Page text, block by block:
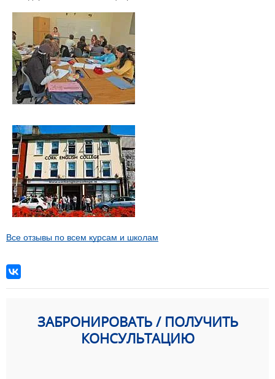
Все отзывы по всем курсам и школам
ЗАБРОНИРОВАТЬ / ПОЛУЧИТЬ
КОНСУЛЬТАЦИЮ